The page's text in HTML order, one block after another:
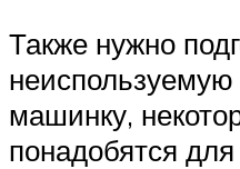
Также нужно
машинку,
понадобятся